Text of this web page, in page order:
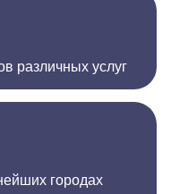
различных услуг
городах